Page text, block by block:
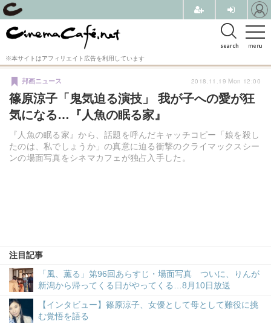
menu
search
※本サイトはアフィリエイト広告を利用しています
篠原涼子「鬼気迫る演技」 我が子への愛が狂
気になる…『人魚の眠る家』
『人魚の眠る家』から、話題を呼んだキャッチコピー「娘を殺し
たのは、私でしょうか」の真意に迫る衝撃のクライマックスシー
ンの場面写真をシネマカフェが独占入手した。
邦画ニュース
注目記事
「風、薫る」第96回あらすじ・場面写真 ついに、りんが
新潟から帰ってくる日がやってくる…8月10日放送
【インタビュー】篠原涼子、女優として母として難役に挑
む覚悟を語る
2018.11.19 Mon 12:00